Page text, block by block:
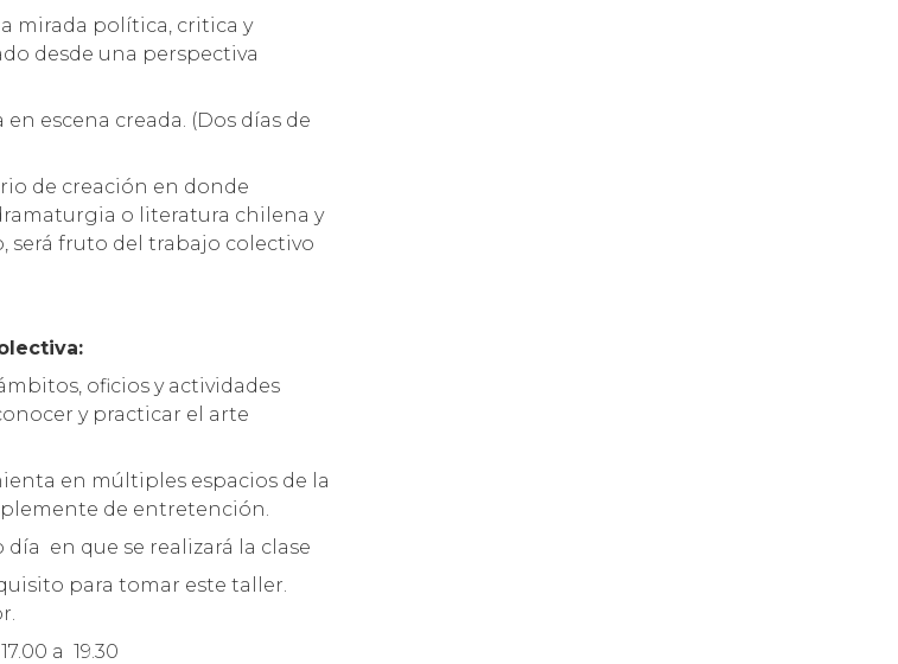
mirada política, critica y
desde una perspectiva
escena creada. (Dos días de
de creación en donde
o literatura chilena y
será fruto del trabajo colectivo
oficios y actividades
y practicar el arte
en múltiples espacios de la
de entretención.
en que se realizará la clase
para tomar este taller.
a 19.30